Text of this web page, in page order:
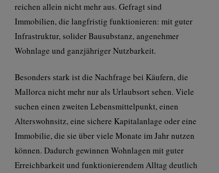
reichen allein nicht mehr aus. Gefragt sind
Immobilien, die langfristig funktionieren: mit guter
Infrastruktur, solider Bausubstanz, angenehmer
Wohnlage und ganzjähriger Nutzbarkeit.
Besonders stark ist die Nachfrage bei Käufern, die
Mallorca nicht mehr nur als Urlaubsort sehen. Viele
suchen einen zweiten Lebensmittelpunkt, einen
Alterswohnsitz, eine sichere Kapitalanlage oder eine
Immobilie, die sie über viele Monate im Jahr nutzen
können. Dadurch gewinnen Wohnlagen mit guter
Erreichbarkeit und funktionierendem Alltag deutlich